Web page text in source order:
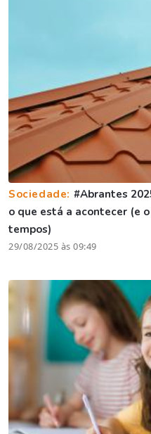
Sociedade: #Abrantes
o que está a acontecer (e
tempos)
29/08/2025 às 09:49